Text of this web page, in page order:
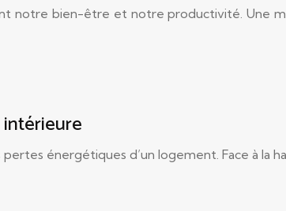
notre bien-être et notre productivité. Une
énergétiques d’un logement. Face à la